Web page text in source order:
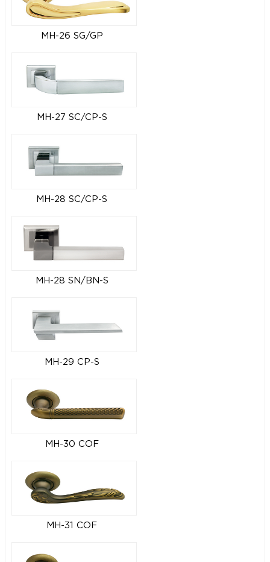
MH-26 SG/GP
MH-27 SC/CP-S
MH-28 SC/CP-S
MH-28 SN/BN-S
MH-29 CP-S
MH-30 COF
MH-31 COF